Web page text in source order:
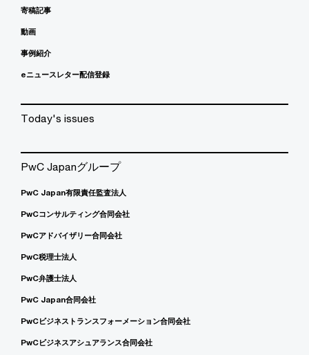
寄稿記事
動画
事例紹介
eニュースレター配信登録
Today's issues
PwC Japanグループ
PwC Japan有限責任監査法人
PwCコンサルティング合同会社
PwCアドバイザリー合同会社
PwC税理士法人
PwC弁護士法人
PwC Japan合同会社
PwCビジネストランスフォーメーション合同会社
PwCビジネスアシュアランス合同会社